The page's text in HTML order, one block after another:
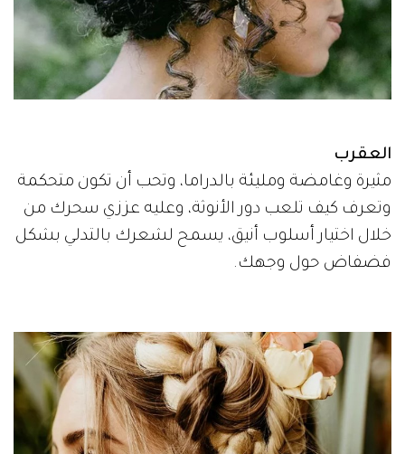
العقرب
مثيرة وغامضة ومليئة بالدراما، وتحب أن تكون متحكمة
وتعرف كيف تلعب دور الأنوثة، وعليه عززي سحرك من
خلال اختيار أسلوب أنيق، يسمح لشعرك بالتدلي بشكل
فضفاض حول وجهك.